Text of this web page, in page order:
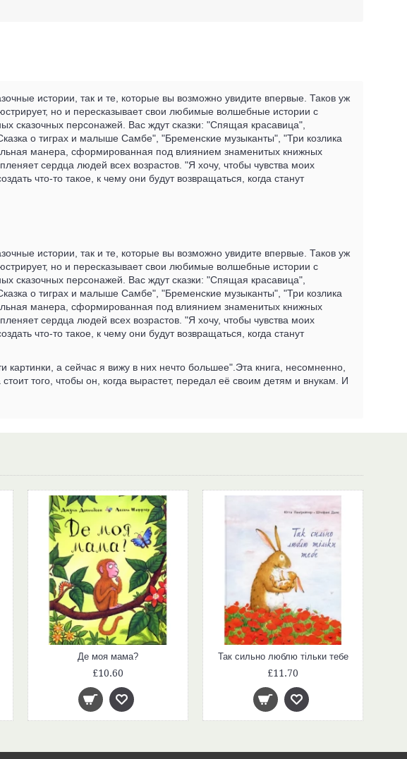
истории, так и те, которые вы возможно увидите впервые. Таков уж
но и пересказывает свои любимые волшебные истории с
сказочных персонажей. Вас ждут сказки: "Спящая красавица",
о тиграх и малыше Самбе", "Бременские музыканты", "Три козлика
манера, сформированная под влиянием знаменитых книжных
сердца людей всех возрастов. "Я хочу, чтобы чувства моих
что-то такое, к чему они будут возвращаться, когда станут
истории, так и те, которые вы возможно увидите впервые. Таков уж
но и пересказывает свои любимые волшебные истории с
сказочных персонажей. Вас ждут сказки: "Спящая красавица",
о тиграх и малыше Самбе", "Бременские музыканты", "Три козлика
манера, сформированная под влиянием знаменитых книжных
сердца людей всех возрастов. "Я хочу, чтобы чувства моих
что-то такое, к чему они будут возвращаться, когда станут
картинки, а сейчас я вижу в них нечто большее".Эта книга, несомненно,
того, чтобы он, когда вырастет, передал её своим детям и внукам. И
Де моя мама?
£10.60
Так сильно люблю тільки тебе
£11.70